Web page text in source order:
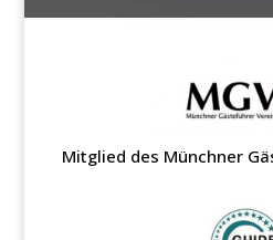
Mitglied des Münchner